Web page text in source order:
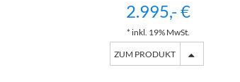
2.995,- €
* inkl. 19% MwSt.
ZUM PRODUKT